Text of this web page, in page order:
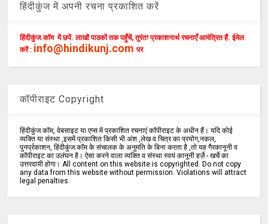
हिंदीकुंज में अपनी रचना प्रकाशित करें
हिंदीकुंज.कॉम में छपें. लाखों पाठकों तक पहुँचें, तुरंत! प्रकाशनार्थ रचनाएँ आमंत्रित हैं. ईमेल
करें : info@hindikunj.com पर
कॉपीराइट Copyright
हिंदीकुंज.कॉम, वेबसाइट या एप्स में प्रकाशित रचनाएं कॉपीराइट के अधीन हैं। यदि कोई
व्यक्ति या संस्था ,इसमें प्रकाशित किसी भी अंश ,लेख व चित्र का प्रयोग,नकल,
पुनर्प्रकाशन, हिंदीकुंज.कॉम के संचालक के अनुमति के बिना करता है ,तो यह गैरकानूनी व
कॉपीराइट का उलंघन है। ऐसा करने वाला व्यक्ति व संस्था स्वयं कानूनी हर्ज़े - खर्चे का
उत्तरदायी होगा। All content on this website is copyrighted. Do not copy
any data from this website without permission. Violations will attract
legal penalties.